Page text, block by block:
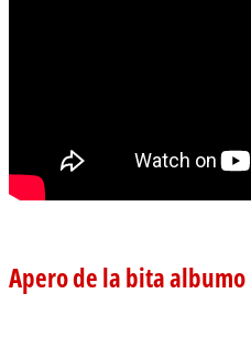
Apero de la bita